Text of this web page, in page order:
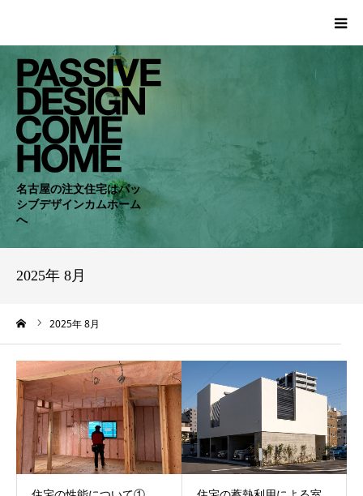
名古屋の注文住宅はパッ
シブデザインカムホーム
へ
2025年 8月
2025年 8月
HOME
WORKS
COMPANY
CONCEPT
NEWS
BLOG
CONTACT